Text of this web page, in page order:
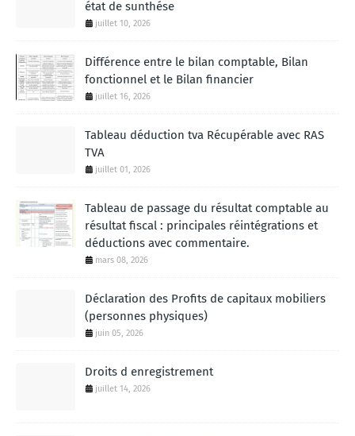
état de sunthése
juillet 10, 2026
Différence entre le bilan comptable, Bilan
fonctionnel et le Bilan financier
juillet 16, 2026
Tableau déduction tva Récupérable avec RAS
TVA
juillet 01, 2026
Tableau de passage du résultat comptable au
résultat fiscal : principales réintégrations et
déductions avec commentaire.
mars 08, 2026
Déclaration des Profits de capitaux mobiliers
(personnes physiques)
juin 05, 2026
Droits d enregistrement
juillet 14, 2026